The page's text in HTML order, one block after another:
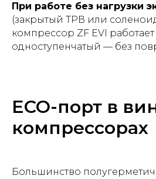
При работе без нагрузки
(закрытый ТРВ или
компрессор ZF EVI
одноступенчатый — без
ECO-порт в
компрессорах
Большинство